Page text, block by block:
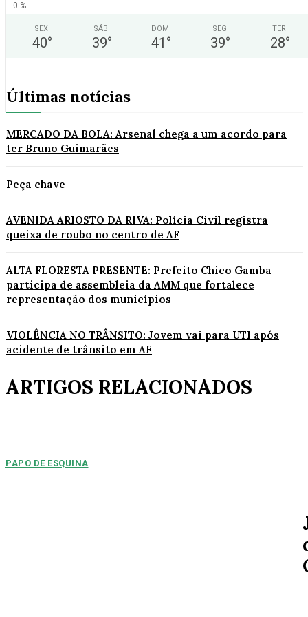
0 %
SEX
40°
SÁB
39°
DOM
41 °
SEG
39°
TER
28°
Últimas notícias
MERCADO DA BOLA: Arsenal chega a um acordo para
ter Bruno Guimarães
Peça chave
AVENIDA ARIOSTO DA RIVA: Polícia Civil registra
queixa de roubo no centro de AF
ALTA FLORESTA PRESENTE: Prefeito Chico Gamba
participa de assembleia da AMM que fortalece
representação dos municípios
VIOLÊNCIA NO TRÂNSITO: Jovem vai para UTI após
acidente de trânsito em AF
ARTIGOS RELACIONADOS
PAPO DE ESQUINA